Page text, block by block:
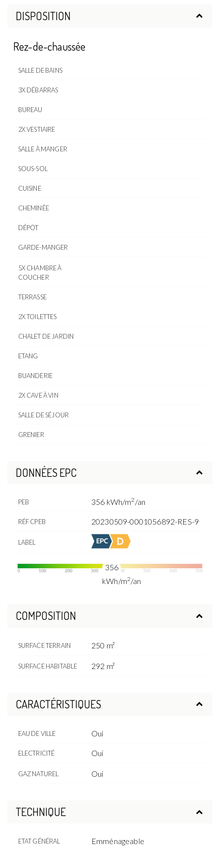
DISPOSITION
Rez-de-chaussée
SALLE DE BAINS
3X DÉBARRAS
BUREAU
2X VESTIAIRE
SALLE À MANGER
SOUS-SOL
CUISINE
CHEMINÉE
DÉPÔT
GARDE-MANGER
5X CHAMBRE À
COUCHER
TERRASSE
2X TOILETTES
CHALET DE JARDIN
ETANG
BUANDERIE
2X CAVE À VIN
SALLE DE SÉJOUR
GRENIER
DONNÉES EPC
PEB 356 kWh/m2 /an
RÉF CPEB 20230509-0001056892-RES-9
LABEL
356
kWh/m2/an
COMPOSITION
SURFACE TERRAIN 250 m²
SURFACE HABITABLE 292 m²
CARACTÉRISTIQUES
EAU DE VILLE Oui
ELECTRICITÉ Oui
GAZ NATUREL Oui
TECHNIQUE
ETAT GÉNÉRAL Emménageable